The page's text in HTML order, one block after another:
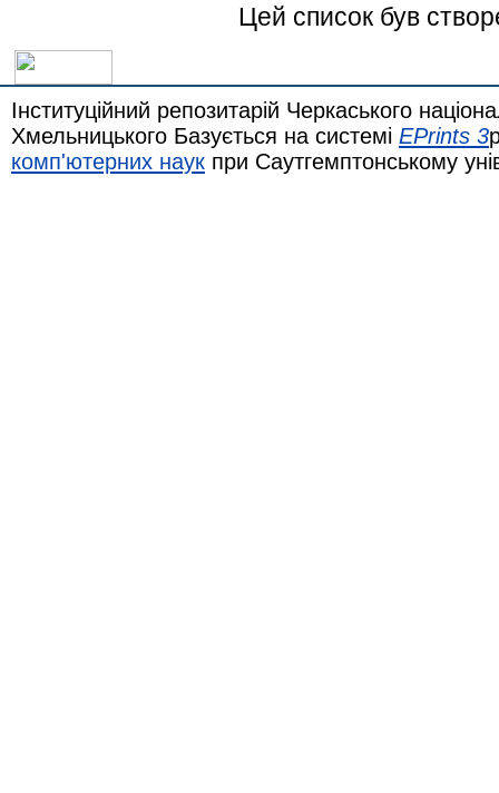
Цей список був
Інституційний репозитарій Черкаського
Хмельницького Базується на системі EPrints 3
комп'ютерних наук при Саутгемптонському